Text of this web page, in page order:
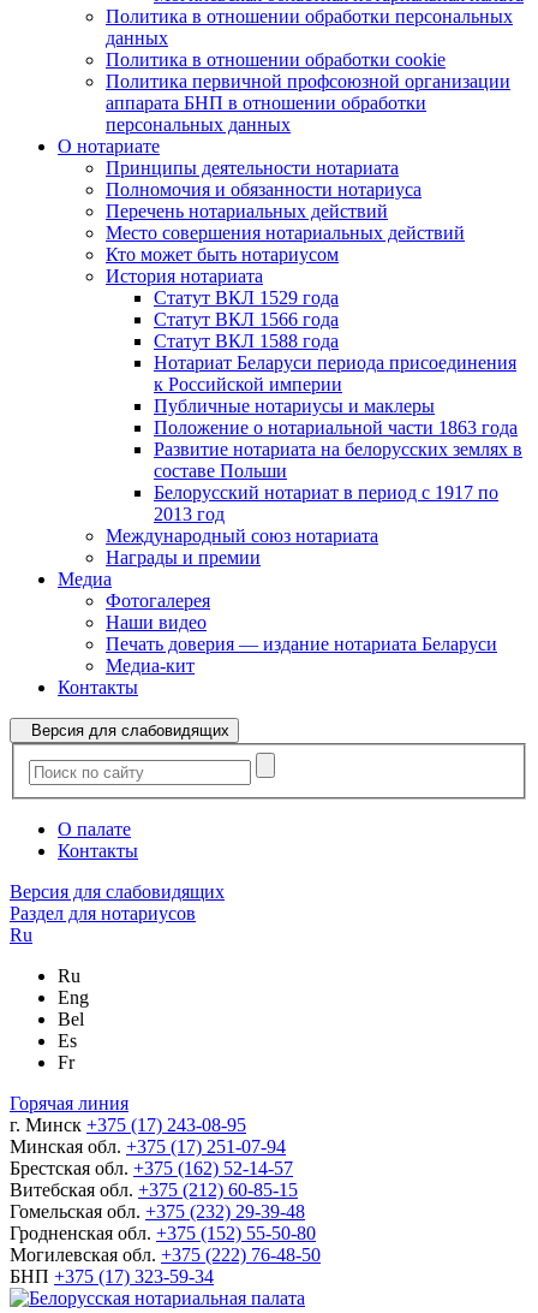
Политика в отношении обработки персональных
данных
Политика в отношении обработки cookie
Политика первичной профсоюзной организации
аппарата БНП в отношении обработки
персональных данных
О нотариате
Принципы деятельности нотариата
Полномочия и обязанности нотариуса
Перечень нотариальных действий
Место совершения нотариальных действий
Кто может быть нотариусом
История нотариата
Статут ВКЛ 1529 года
Статут ВКЛ 1566 года
Статут ВКЛ 1588 года
Нотариат Беларуси периода присоединения
к Российской империи
Публичные нотариусы и маклеры
Положение о нотариальной части 1863 года
Развитие нотариата на белорусских землях в
составе Польши
Белорусский нотариат в период с 1917 по
2013 год
Международный союз нотариата
Награды и премии
Медиа
Фотогалерея
Наши видео
Печать доверия — издание нотариата Беларуси
Медиа-кит
Контакты
Версия для слабовидящих
О палате
Контакты
Версия для слабовидящих
Раздел для нотариусов
Ru
Ru
Eng
Bel
Es
Fr
Горячая линия
г. Минск +375 (17) 243-08-95
Минская обл. +375 (17) 251-07-94
Брестская обл. +375 (162) 52-14-57
Витебская обл. +375 (212) 60-85-15
Гомельская обл. +375 (232) 29-39-48
Гродненская обл. +375 (152) 55-50-80
Могилевская обл. +375 (222) 76-48-50
БНП +375 (17) 323-59-34